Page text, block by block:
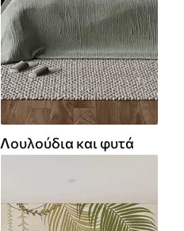
Λουλούδια και φυτά